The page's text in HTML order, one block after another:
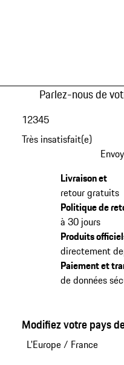
Parlez-nous de
Très insatisfait(e)
12345
Livraison et
retour gratuits
Politique de
à 30 jours
Produits
directement
Paiement et
de données
Modifiez votre pays
L'Europe/ France